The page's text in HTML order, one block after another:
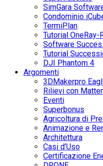
SimGara
Condominio
TermiPlan
Tutorial OneRay-
Software
Tutorial
DJI Phantom 4
Argomenti
3DMakerpro
Rilievi con
Eventi
Superbonus
Agricoltura di
Animazione e
Architettura
Casi d’Uso
Certificazione